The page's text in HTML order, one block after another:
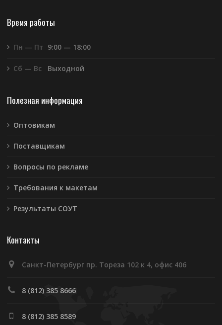
Время работы
Пн — Пт 9:00 — 18:00
Сб — Вс Выходной
Полезная информация
Оптовикам
Поставщикам
Вопросы по рекламе
Требования к макетам
Результаты СОУТ
Контакты
Санкт-Петербург пр. Тореза 102 к 4, офис 406
8 (812) 385 8666
8 (812) 385 8589